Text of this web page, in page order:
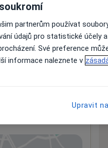
partnerům používat
údajů pro statistické účely
Své preference
informace naleznete v
Upravit